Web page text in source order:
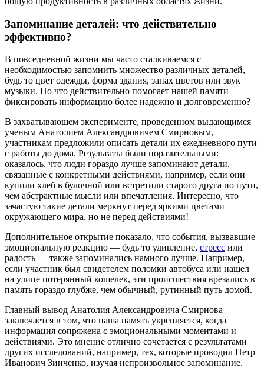
Запоминание деталей: что действительно
эффективно?
В повседневной жизни мы часто сталкиваемся с
необходимостью запомнить множество различных деталей,
будь то цвет одежды, форма здания, запах цветов или звук
музыки. Но что действительно помогает нашей памяти
фиксировать информацию более надежно и долговременно?
В захватывающем эксперименте, проведенном выдающимся
ученым Анатолием Александровичем Смирновым,
участникам предложили описать детали их ежедневного пути
с работы до дома. Результаты были поразительными:
оказалось, что люди гораздо лучше запоминают детали,
связанные с конкретными действиями, например, если они
купили хлеб в булочной или встретили старого друга по пути,
чем абстрактные мысли или впечатления. Интересно, что
зачастую такие детали меркнут перед яркими цветами
окружающего мира, но не перед действиями!
Дополнительное открытие показало, что события, вызвавшие
эмоциональную реакцию — будь то удивление, стресс или
радость — также запоминались намного лучше. Например,
если участник был свидетелем поломки автобуса или нашел
на улице потерянный кошелек, эти происшествия врезались в
память гораздо глубже, чем обычный, рутинный путь домой.
Главный вывод Анатолия Александровича Смирнова
заключается в том, что наша память укрепляется, когда
информация сопряжена с эмоциональными моментами и
действиями. Это мнение отлично сочетается с результатами
других исследований, например, тех, которые проводил Петр
Иванович Зинченко, изучая непроизвольное запоминание.